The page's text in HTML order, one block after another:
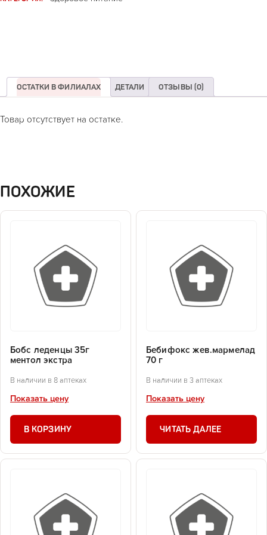
ОСТАТКИ В ФИЛИАЛАХ ДЕТАЛИ ОТЗЫВЫ (0)
Товар отсутствует на остатке.
ПОХОЖИЕ
Бобс леденцы 35г
ментол экстра
В наличии в 8 аптеках
Показать цену
В КОРЗИНУ
Бебифокс жев.мармелад
70 г
В наличии в 3 аптеках
Показать цену
ЧИТАТЬ ДАЛЕЕ